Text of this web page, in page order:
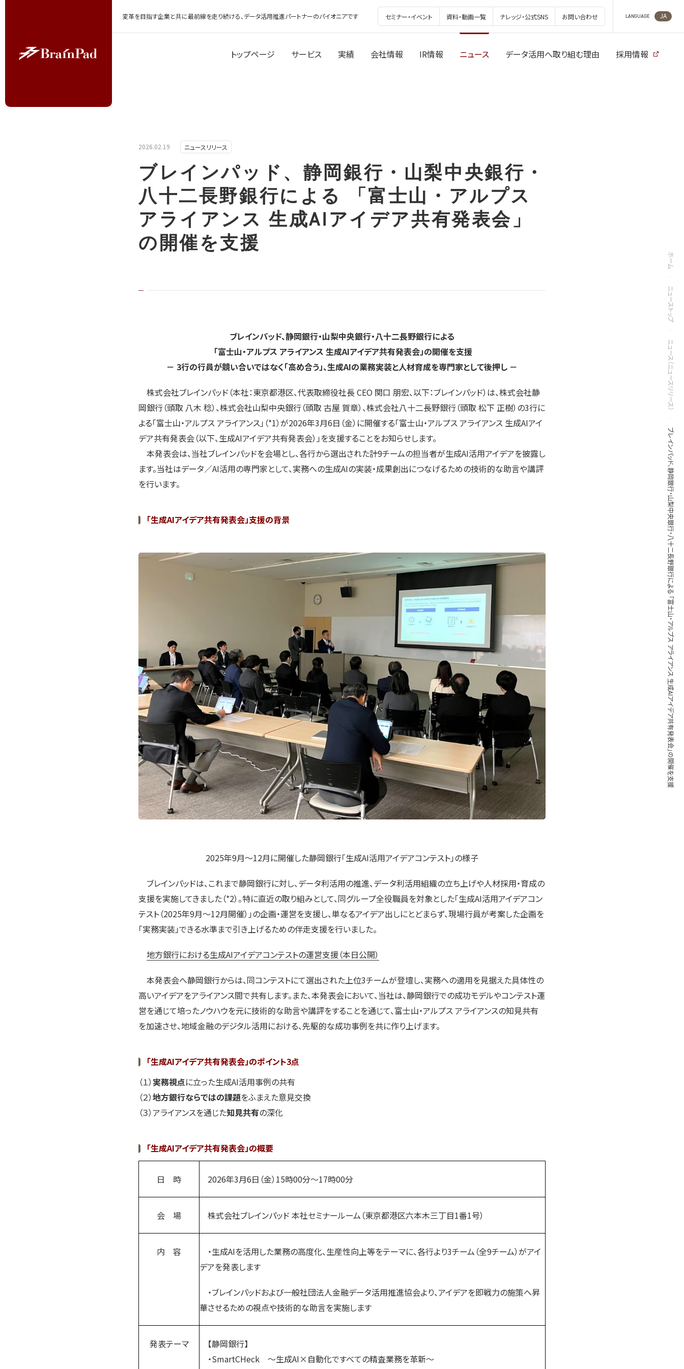
変革を目指す企業と共に最前線を走り続ける、データ活用推進パートナーのパイオニアです セミナー・イベント 資料・動画一覧 ナレッジ・公式SNS お問い合わせ LANGUAGE JA
トップページ サービス 実績 会社情報 IR情報 ニュース データ活用へ取り組む理由 採用情報
2026.02.19 ニュースリリース
ブレインパッド、静岡銀行・山梨中央銀行・
八十二長野銀行による 「富士山・アルプス
アライアンス 生成AIアイデア共有発表会」
の開催を支援
ホーム
ニューストップ
ニュース（ニュースリリース）
ブレインパッド、静岡銀行・山梨中央銀行・八十二長野銀行による 「富士山・アルプス アライアンス 生成AIアイデア共有発表会」の開催を支援
ブレインパッド、静岡銀行・山梨中央銀行・八十二長野銀行による
「富士山・アルプス アライアンス 生成AIアイデア共有発表会」の開催を支援
－ 3行の行員が競い合いではなく「高め合う」、生成AIの業務実装と人材育成を専門家として後押し －
株式会社ブレインパッド（本社：東京都港区、代表取締役社長 CEO 関口 朋宏、以下：ブレインパッド）は、株式会社静
岡銀行（頭取 八木 稔）、株式会社山梨中央銀行（頭取 古屋 賀章）、株式会社八十二長野銀行（頭取 松下 正樹）の3行に
よる「富士山・アルプス アライアンス」（*1）が2026年3月6日（金）に開催する「富士山・アルプス アライアンス 生成AIアイ
デア共有発表会（以下、生成AIアイデア共有発表会）」を支援することをお知らせします。
本発表会は、当社ブレインパッドを会場とし、各行から選出された計9チームの担当者が生成AI活用アイデアを披露し
ます。当社はデータ／AI活用の専門家として、実務への生成AIの実装・成果創出につなげるための技術的な助言や講評
を行います。
「生成AIアイデア共有発表会」支援の背景
2025年9月～12月に開催した静岡銀行「生成AI活用アイデアコンテスト」の様子
ブレインパッドは、これまで静岡銀行に対し、データ利活用の推進、データ利活用組織の立ち上げや人材採用・育成の
支援を実施してきました（*2）。特に直近の取り組みとして、同グループ全役職員を対象とした「生成AI活用アイデアコン
テスト（2025年9月～12月開催）」の企画・運営を支援し、単なるアイデア出しにとどまらず、現場行員が考案した企画を
「実務実装」できる水準まで引き上げるための伴走支援を行いました。
地方銀行における生成AIアイデアコンテストの運営支援（本日公開）
本発表会へ静岡銀行からは、同コンテストにて選出された上位3チームが登壇し、実務への適用を見据えた具体性の
高いアイデアをアライアンス間で共有します。また、本発表会において、当社は、静岡銀行での成功モデルやコンテスト運
営を通じて培ったノウハウを元に技術的な助言や講評をすることを通じて、富士山・アルプス アライアンスの知見共有
を加速させ、地域金融のデジタル活用における、先駆的な成功事例を共に作り上げます。
「生成AIアイデア共有発表会」のポイント3点
（１） 実務視点に立った生成AI活用事例の共有
（２）地方銀行ならではの課題をふまえた意見交換
（３）アライアンスを通じた知見共有の深化
「生成AIアイデア共有発表会」の概要
日 時 2026年3月6日（金）15時00分～17時00分
会 場 株式会社ブレインパッド 本社セミナールーム（東京都港区六本木三丁目1番1号）
内 容
・生成AIを活用した業務の高度化、生産性向上等をテーマに、各行より3チーム（全9チーム）がアイ
デアを発表します
・ブレインパッドおよび一般社団法人金融データ活用推進協会より、アイデアを即戦力の施策へ昇
華させるための視点や技術的な助言を実施します
発表テーマ
【静岡銀行】
・SmartCHeck ～生成AI×自動化ですべての精査業務を革新～